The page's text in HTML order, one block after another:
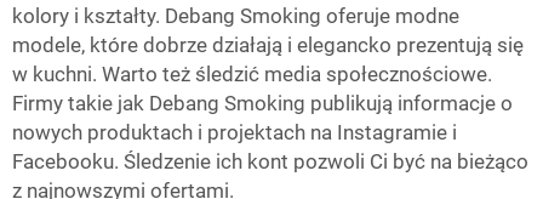
kolory i kształty. Debang Smoking oferuje modne
modele, które dobrze działają i elegancko prezentują się
w kuchni. Warto też śledzić media społecznościowe.
Firmy takie jak Debang Smoking publikują informacje o
nowych produktach i projektach na Instagramie i
Facebooku. Śledzenie ich kont pozwoli Ci być na bieżąco
z najnowszymi ofertami.